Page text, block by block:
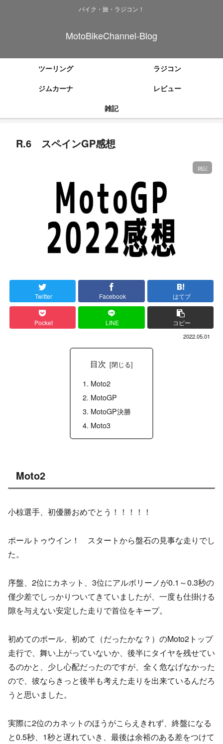
バイク・旅・ラジコン！
MotoBikeChannel-Blog
ツーリング
ラジコン
ジムカーナ
レビュー
雑記
R.6 スペインGP感想
雑記
Twitter Facebook はてブ
Pocket LINE コピー
2022.05.01
目次
Moto2
MotoGP
MotoGP決勝
Moto3
Moto2
小椋選手、初優勝おめでとう！！！！！
ポールトゥウイン！ スタートから盤石の見事な走りでし
た。
序盤、2位にカネット、3位にアルボリーノが0.1～0.3秒の
僅少差でしっかりついてきていましたが、一度も仕掛ける
隙を与えない安定した走りで首位をキープ。
初めてのポール、初めて（だったかな？）のMoto2トップ
走行で、舞い上がっていないか、後半にタイヤを残せてい
るのかと、少し心配だったのですが、全く危なげなかった
ので、彼ならきっと後半も考えた走りを出来ているんだろ
うと思いました。
実際に2位のカネットのほうがこらえきれず、終盤になる
と0.5秒、1秒と遅れていき、最後は余裕のある差をつけて